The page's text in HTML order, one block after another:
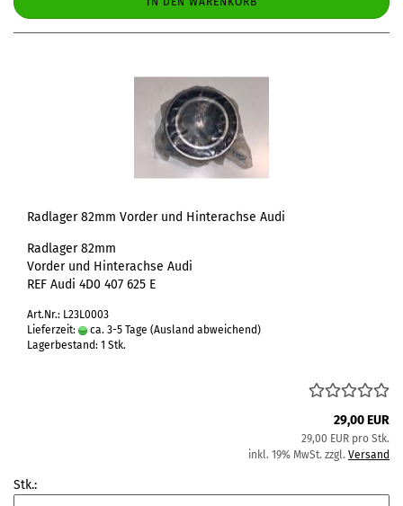
Radlager 82mm Vorder und Hinterachse Audi
Radlager 82mm
Vorder und Hinterachse Audi
REF Audi 4D0 407 625 E
Art.Nr.: L23L0003
Lieferzeit:
ca. 3-5 Tage (Ausland abweichend)
Lagerbestand: 1 Stk.
29,00 EUR
29,00 EUR pro Stk.
inkl. 19% MwSt. zzgl. Versand
Stk.: